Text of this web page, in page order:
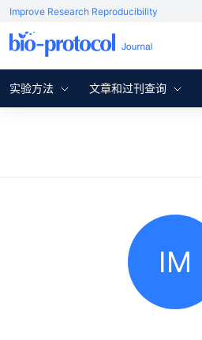
Improve Research Reproducibility
实验方法 文章和过刊查询
IM